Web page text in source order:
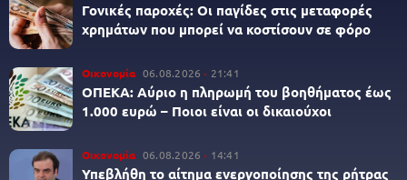
Γονικές παροχές: Οι παγίδες στις μεταφορές
χρημάτων που μπορεί να κοστίσουν σε φόρο
Οικονομία 06.08.2026 21:41
ΟΠΕΚΑ: Αύριο η πληρωμή του βοηθήματος έως
1.000 ευρώ – Ποιοι είναι οι δικαιούχοι
Οικονομία 06.08.2026 14:41
Υπεβλήθη το αίτημα ενεργοποίησης της ρήτρας